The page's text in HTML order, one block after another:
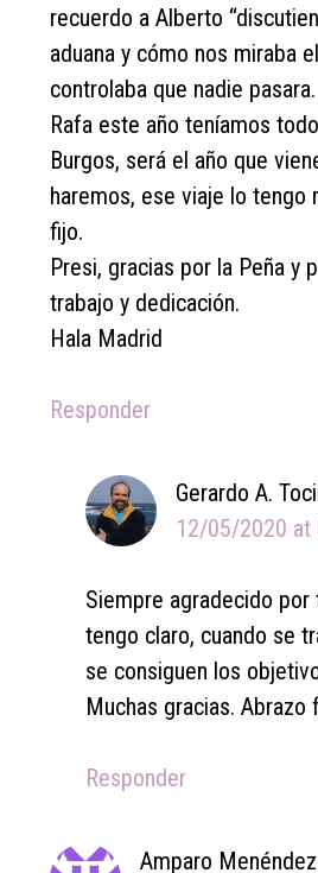
recuerdo a Alberto
aduana y cómo nos miraba
controlaba que nadie pasara.
Rafa este año teníamos
Burgos, será el año que
haremos, ese viaje lo tengo
fijo.
Presi, gracias por la Peña y
trabajo y dedicación.
Hala Madrid
Responder
Gerardo A.
12/05/2020 at
Siempre agradecido por
tengo claro, cuando se
se consiguen los
Muchas gracias. Abrazo
Responder
Amparo